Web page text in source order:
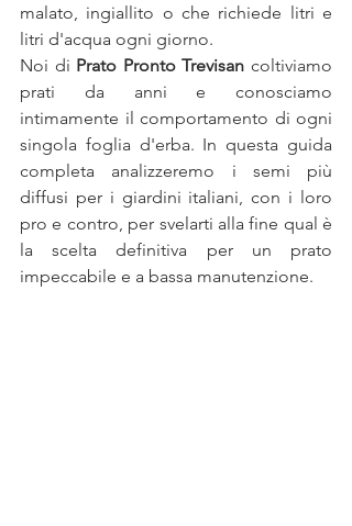
malato, ingiallito o che richiede litri e
litri d'acqua ogni giorno.
Noi di Prato Pronto Trevisan coltiviamo
prati da anni e conosciamo
intimamente il comportamento di ogni
singola foglia d'erba. In questa guida
completa analizzeremo i semi più
diffusi per i giardini italiani, con i loro
pro e contro, per svelarti alla fine qual è
la scelta definitiva per un prato
impeccabile e a bassa manutenzione.